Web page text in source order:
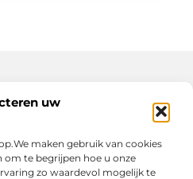
uw
maken gebruik van cookies
te begrijpen hoe u onze
zo waardevol mogelijk te